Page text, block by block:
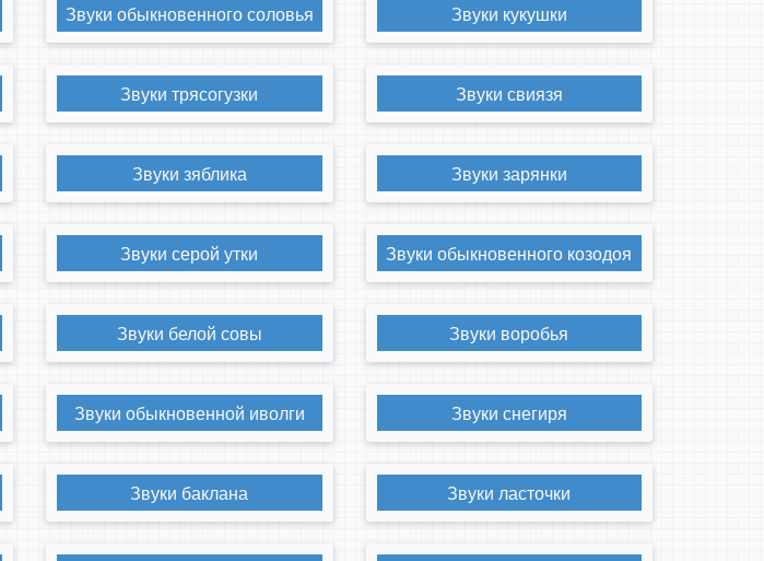
Звуки обыкновенного соловья Звуки кукушки
Звуки трясогузки Звуки свиязя
Звуки зяблика Звуки зарянки
Звуки серой утки Звуки обыкновенного козодоя
Звуки белой совы Звуки воробья
Звуки обыкновенной иволги Звуки снегиря
Звуки баклана Звуки ласточки